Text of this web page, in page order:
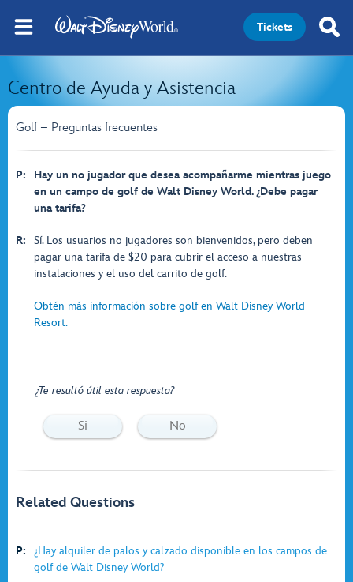
Tickets
Centro de Ayuda y Asistencia
Golf – Preguntas frecuentes
P:
Hay un no jugador que desea acompañarme mientras juego
en un campo de golf de Walt Disney World. ¿Debe pagar
una tarifa?
R:
Sí. Los usuarios no jugadores son bienvenidos, pero deben
pagar una tarifa de $20 para cubrir el acceso a nuestras
instalaciones y el uso del carrito de golf.
Obtén más información sobre golf en Walt Disney World
Resort.
¿Te resultó útil esta respuesta?
Si No
Related Questions
P:
¿Hay alquiler de palos y calzado disponible en los campos de
golf de Walt Disney World?